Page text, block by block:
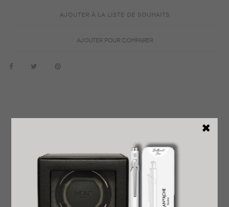
AJOUTER À LA LISTE DE SOUHAITS
AJOUTER POUR COMPARER
GARANTIE INTERNATIONALE
LIVRAISON EXPRESS OFFERTE PRÊT À OFFRIR
RETOUR FACILE ET GRATUIT